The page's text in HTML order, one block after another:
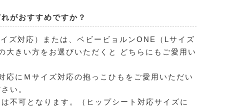
がおすすめですか？
ズ対応）または、ベビービョルンONE（Lサイズ
きい方をお選びいただくと どちらにもご愛用い
応にＭサイズ対応の抱っこひもをご愛用いただい
い。
不可となります。（ヒップシート対応サイズに